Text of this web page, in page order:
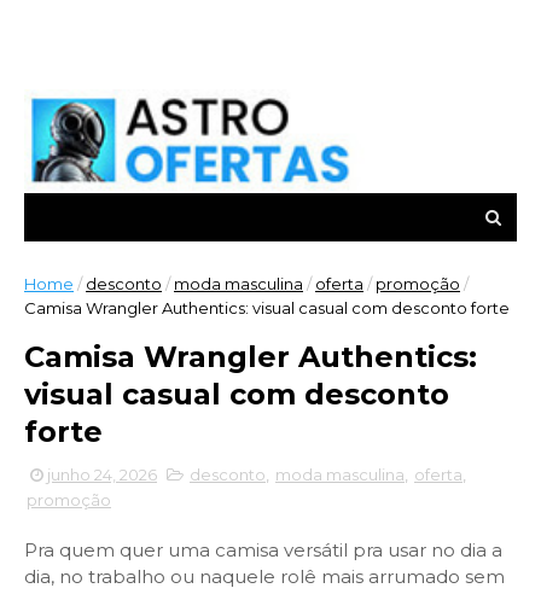
Home / desconto / moda masculina / oferta / promoção /
Camisa Wrangler Authentics: visual casual com desconto forte
Camisa Wrangler Authentics:
visual casual com desconto
forte
junho 24, 2026 desconto moda masculina oferta
promoção
Pra quem quer uma camisa versátil pra usar no dia a
dia, no trabalho ou naquele rolê mais arrumado sem